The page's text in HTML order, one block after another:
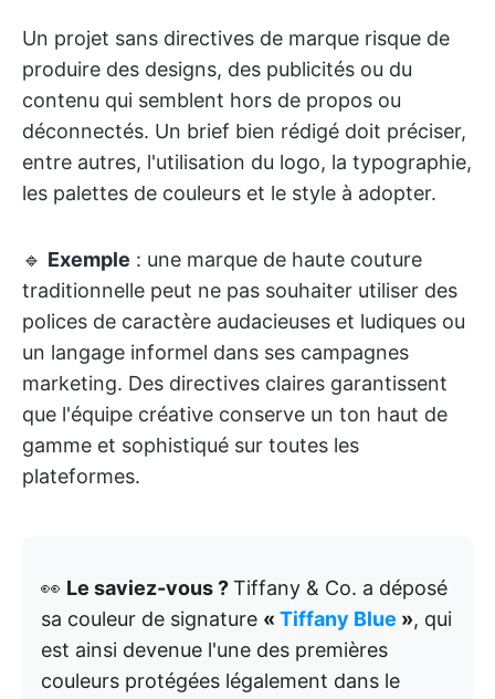
Un projet sans directives de marque risque de
produire des designs, des publicités ou du
contenu qui semblent hors de propos ou
déconnectés. Un brief bien rédigé doit préciser,
entre autres, l'utilisation du logo, la typographie,
les palettes de couleurs et le style à adopter.
🔹 Exemple : une marque de haute couture
traditionnelle peut ne pas souhaiter utiliser des
polices de caractère audacieuses et ludiques ou
un langage informel dans ses campagnes
marketing. Des directives claires garantissent
que l'équipe créative conserve un ton haut de
gamme et sophistiqué sur toutes les
plateformes.
👀 Le saviez-vous ?Tiffany & Co. a déposé
sa couleur de signature « Tiffany Blue », qui
est ainsi devenue l'une des premières
couleurs protégées légalement dans le